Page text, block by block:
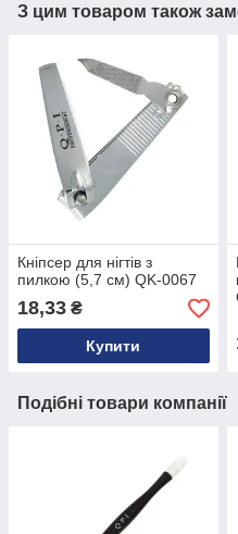
З цим товаром також
Кніпсер для нігтів з
пилкою (5,7 см) QK-0067
18,33 ₴
Купити
Подібні товари компанії